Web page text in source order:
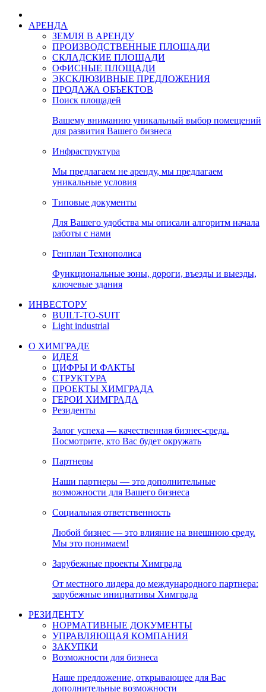
АРЕНДА
ЗЕМЛЯ В АРЕНДУ
ПРОИЗВОДСТВЕННЫЕ ПЛОЩАДИ
СКЛАДСКИЕ ПЛОЩАДИ
ОФИСНЫЕ ПЛОЩАДИ
ЭКСКЛЮЗИВНЫЕ ПРЕДЛОЖЕНИЯ
ПРОДАЖА ОБЪЕКТОВ
Поиск площадей
Вашему вниманию уникальный выбор помещений
для развития Вашего бизнеса
Инфраструктура
Мы предлагаем не аренду, мы предлагаем
уникальные условия
Типовые документы
Для Вашего удобства мы описали алгоритм начала
работы с нами
Генплан Технополиса
Функциональные зоны, дороги, въезды и выезды,
ключевые здания
ИНВЕСТОРУ
BUILT-TO-SUIT
Light industrial
О ХИМГРАДЕ
ИДЕЯ
ЦИФРЫ И ФАКТЫ
СТРУКТУРА
ПРОЕКТЫ ХИМГРАДА
ГЕРОИ ХИМГРАДА
Резиденты
Залог успеха — качественная бизнес-среда.
Посмотрите, кто Вас будет окружать
Партнеры
Наши партнеры — это дополнительные
возможности для Вашего бизнеса
Социальная ответственность
Любой бизнес — это влияние на внешнюю среду.
Мы это понимаем!
Зарубежные проекты Химграда
От местного лидера до международного партнера:
зарубежные инициативы Химграда
РЕЗИДЕНТУ
НОРМАТИВНЫЕ ДОКУМЕНТЫ
УПРАВЛЯЮЩАЯ КОМПАНИЯ
ЗАКУПКИ
Возможности для бизнеса
Наше предложение, открывающее для Вас
дополнительные возможности